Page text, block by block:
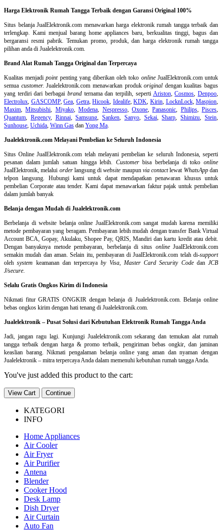
Harga Elektronik Rumah Tangga Terbaik dengan Garansi Original 100%
Situs belanjaJualElektronik.com menawarkan harga elektronik rumah tangga terbaik dan
terlengkap. Kami menjual barang home appliances baru, berkualitas tinggi, bagus dan
bergaransi resmi pabrik. Temukan promo, produk, dan harga elektronik rumah tangga
pilihan anda di Jualelektronik.com.
Brand Alat Rumah Tangga Original dan Terpercaya
Kualitas menjadipointpenting yang diberikan oleh toko onlineJualElektronik.com untuk
semua customer. Jualelektronik.com menawarkan produkoriginal dengan kualitas bagus
yang terdiri dari berbagai brandternama dan terpilih, seperti Ariston,Cosmos,Denpoo,
Electrolux, GASCOMP,Gea, Getra,Hicook, Idealife,KDK, Kirin, LocknLock,Maspion,
Maxim,Mitsubishi, Miyako,Modena, Nespresso, Oxone,Panasonic, Philips, Pisces,
Quantum, Regency, Rinnai,Samsung,Sanken, Sanyo, Sekai,Sharp,Shimizu,Stein,
Sunhouse, Uchida, Winn Gas dan Yong Ma.
Jualelektronik.com Melayani Pembelian ke Seluruh Indonesia
Situs Online JualElektronik.com telah melayani pembelian ke seluruh Indonesia, seperti
pesanan dalam jumlah satuan hingga lebih. Customerbisa berbelanja di tokoonline
JualElektronik, melalui orderlangsung diwebsite maupun via contactlewat WhatsAppdan
telpon langsung. Hubungi kami untuk dapat mendapatkan penawaran khusus untuk
pembelian Corporate atau tender. Kami dapat menawarkan faktur pajak untuk pembelian
dalam jumlah banyak
Belanja dengan Mudah di Jualelektronik.com
Berbelanja diwebsite belanja online JualElektronik.com sangat mudah karena memiliki
metode pembayaran yang beragam. Pembayaran lebih mudah dengan transfer Bank Virtual
Account BCA, Gopay, Akulaku, Shopee Pay, QRIS, Mandiri dan kartu kredit atau debit.
Dengan banyaknya metode pembayaran, berbelanja di situs onlineJualElektronik.com
semakin mudah dan aman. Selain itu, pembayaran di JualElektronik.com telah di-support
olehsystem keamanan dan terpercayaby Visa, Master Card Security Codedan JCB
J/secure.
Selalu Gratis Ongkos Kirim di Indonesia
Nikmati fitur GRATIS ONGKIR dengan belanja di Jualelektronik.com. Belanja online
bebas ongkos kirim dengan hati tenang di Jualelektronik.com.
Jualelektronik – Pusat Solusi dari Kebutuhan Elektronik Rumah Tangga Anda
Jadi, jangan ragu lagi. Kunjungi Jualelektronik.com sekarang dan temukan alat rumah
tangga terbaik dengan harga & promo terbaik, pengiriman bebas ongkir, dan jaminan
keaslian barang. Nikmati pengalaman belanja online yang aman dan nyaman dengan
Jualelektronik – mitra terpercaya Anda dalam memenuhi kebutuhan rumah tangga Anda.
You've just added this product to the cart:
View Cart Continue
KATEGORI
INFO
Home Appliances
Air Cooler
Air Fryer
Air Purifier
Antena
Blender
Cooker Hood
Desk Lamp
Dish Dryer
Air Curtain
Auto Fan